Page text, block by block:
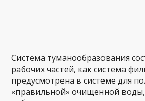
Система туманообразования
рабочих частей, как система
предусмотрена в системе для
«правильной» очищенной